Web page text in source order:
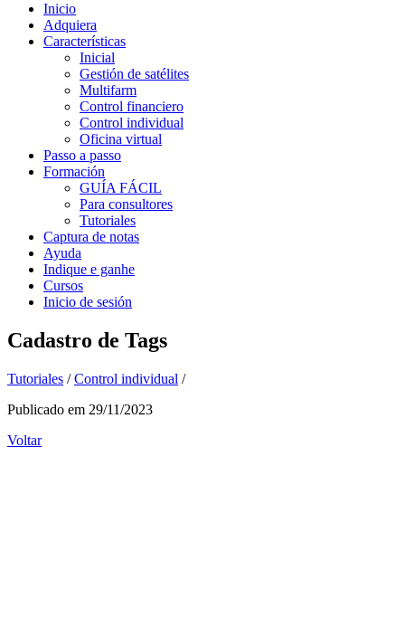
Inicio
Adquiera
Características
Inicial
Gestión de satélites
Multifarm
Control financiero
Control individual
Oficina virtual
Passo a passo
Formación
GUÍA FÁCIL
Para consultores
Tutoriales
Captura de notas
Ayuda
Indique e ganhe
Cursos
Inicio de sesión
Cadastro de Tags
Tutoriales / Control individual /
Publicado em 29/11/2023
Voltar